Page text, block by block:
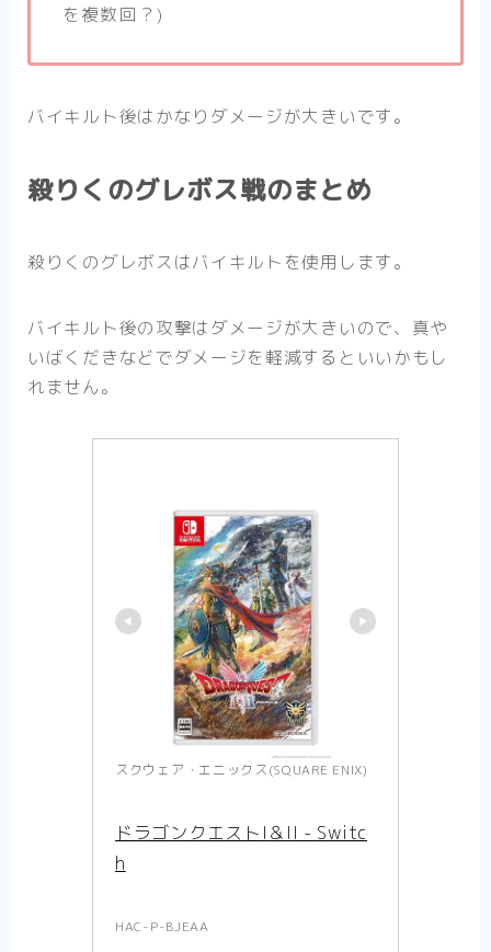
を複数回？)
バイキルト後はかなりダメージが大きいです。
殺りくのグレボス戦のまとめ
殺りくのグレボスはバイキルトを使用します。
バイキルト後の攻撃はダメージが大きいので、真や
いばくだきなどでダメージを軽減するといいかもし
れません。
スクウェア・エニックス(SQUARE ENIX)
ドラゴンクエストI＆II - Switc
h
HAC-P-BJEAA